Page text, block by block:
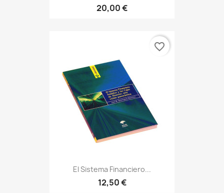
20,00 €
El Sistema Financiero...
12,50 €
favorite_border